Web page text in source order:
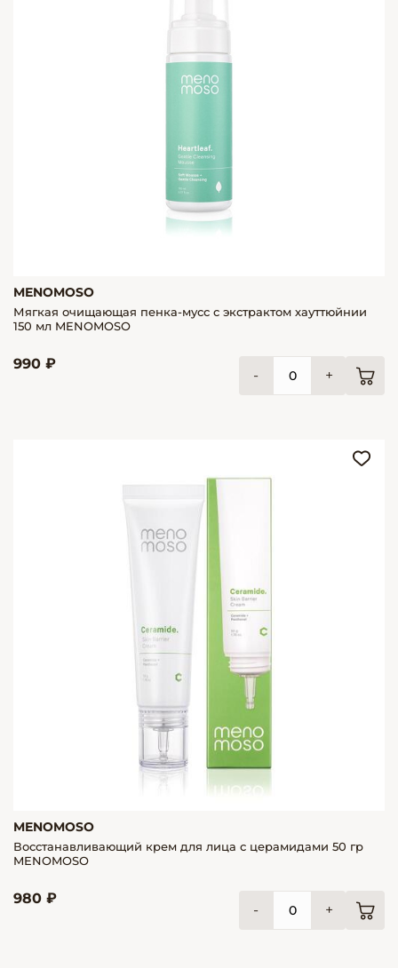
MENOMOSO
Мягкая очищающая пенка-мусс с экстрактом хауттюйнии
150 мл MENOMOSO
990 ₽
- +
MENOMOSO
Восстанавливающий крем для лица с церамидами 50 гр
MENOMOSO
980 ₽
- +